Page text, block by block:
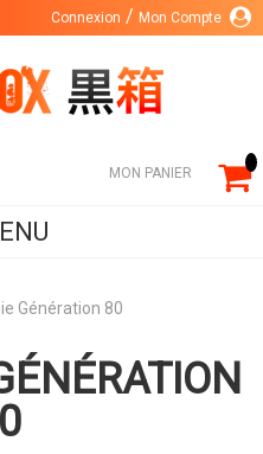
Connexion Mon Compte
MON PANIER
Génération 80